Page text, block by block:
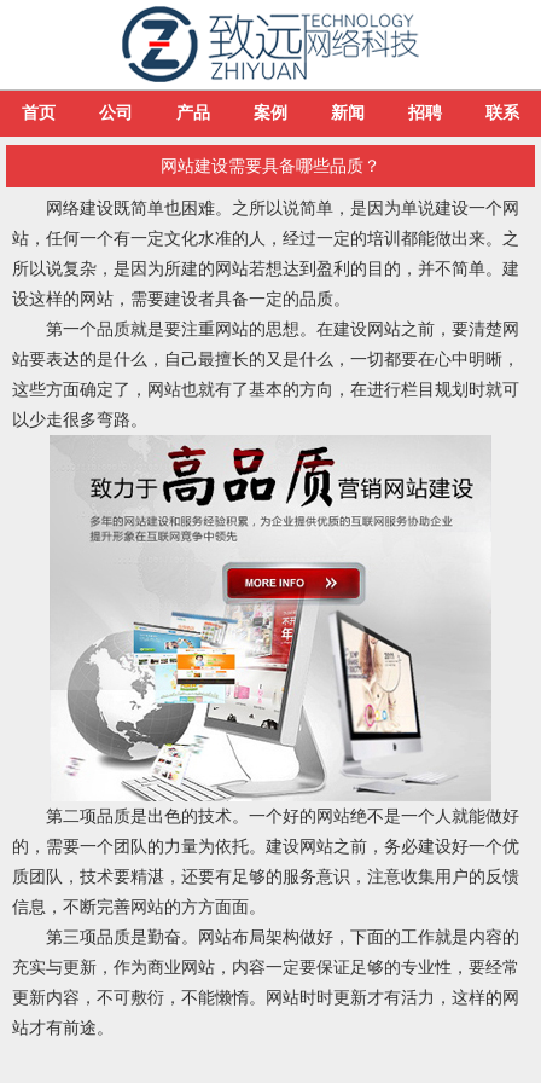
首页 公司 产品 案例 新闻 招聘 联系
网站建设需要具备哪些品质？
网络建设既简单也困难。之所以说简单，是因为单说建设一个网
站，任何一个有一定文化水准的人，经过一定的培训都能做出来。之
所以说复杂，是因为所建的网站若想达到盈利的目的，并不简单。建
设这样的网站，需要建设者具备一定的品质。
第一个品质就是要注重网站的思想。在建设网站之前，要清楚网
站要表达的是什么，自己最擅长的又是什么，一切都要在心中明晰，
这些方面确定了，网站也就有了基本的方向，在进行栏目规划时就可
以少走很多弯路。
第二项品质是出色的技术。一个好的网站绝不是一个人就能做好
的，需要一个团队的力量为依托。建设网站之前，务必建设好一个优
质团队，技术要精湛，还要有足够的服务意识，注意收集用户的反馈
信息，不断完善网站的方方面面。
第三项品质是勤奋。网站布局架构做好，下面的工作就是内容的
充实与更新，作为商业网站，内容一定要保证足够的专业性，要经常
更新内容，不可敷衍，不能懒惰。网站时时更新才有活力，这样的网
站才有前途。